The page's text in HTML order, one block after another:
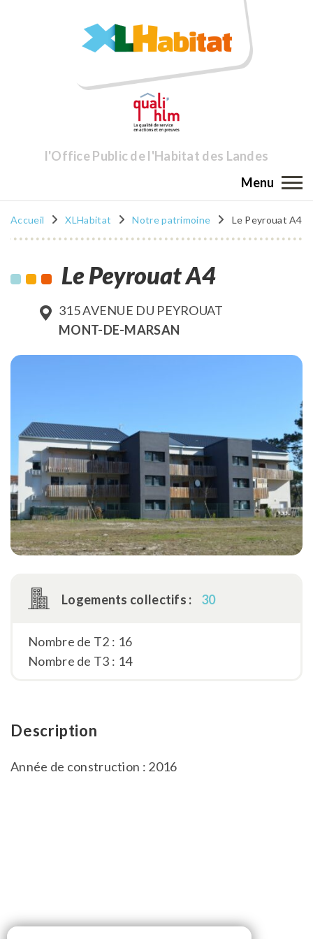
l'Office Public de l'Habitat des Landes
Menu
Accueil XLHabitat Notre patrimoine Le Peyrouat A4
Le Peyrouat A4
315 AVENUE DU PEYROUAT
MONT-DE-MARSAN
Logements collectifs : 30
Nombre de T2 : 16
Nombre de T3 : 14
Description
Année de construction : 2016